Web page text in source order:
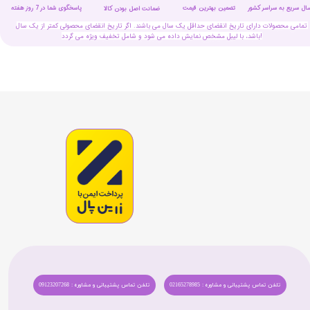
تمامی محصولات دارای تاریخ انقضای حداقل یک سال می باشند. اگر تاریخ انقضای محصولی کمتر از یک سال
باشد، با لیبل مشخص نمایش داده می شود و شامل تخفیف ویژه می گردد!
ضمانت اصل بودن کالا تضمین بهترین قیمت پاسخگوی شما در 7 روز هفته سریع به سراسر کشور
تلفن تماس پشتیبانی و مشاوره : 09123207268 تلفن تماس پشتیبانی و مشاوره : 02165278985